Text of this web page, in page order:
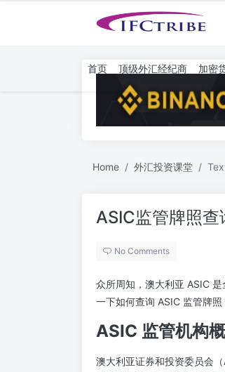
首页 顶级外汇经纪商 加密
Home 外汇投资课堂
ASIC监管牌照查
No Comments
众所周知，澳大利亚 ASIC
一下如何查询 ASIC 监管牌照
ASIC 监管机构
澳大利亚证券和投资委员会